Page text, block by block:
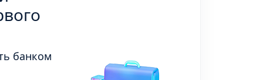
банком